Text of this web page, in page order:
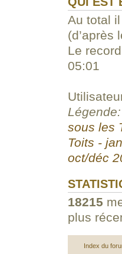
Au total
(d’après
Le
05:01
sous les
Toits -
oct/déc
18215
plus
Index du